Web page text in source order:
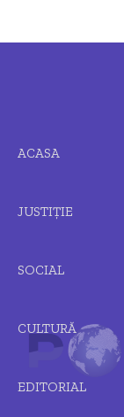
ACASA
JUSTIȚIE
SOCIAL
CULTURĂ
EDITORIAL